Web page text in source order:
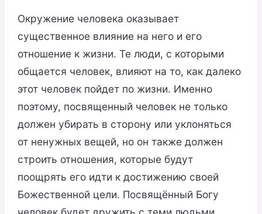
Окружение человека оказывает
существенное влияние на него и его
отношение к жизни. Те люди, с которыми
общается человек, влияют на то, как далеко
этот человек пойдет по жизни. Именно
поэтому, посвященный человек не только
должен убирать в сторону или уклоняться
от ненужных вещей, но он также должен
строить отношения, которые будут
поощрять его идти к достижению своей
Божественной цели. Посвящённый Богу